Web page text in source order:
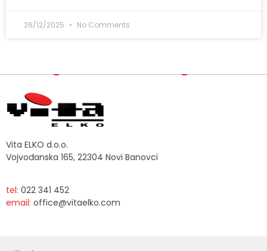
26/12/2025 No Comments
Vita ELKO d.o.o.
Vojvođanska 165, 22304 Novi Banovci
tel: 022 341 452
email: office@vitaelko.com